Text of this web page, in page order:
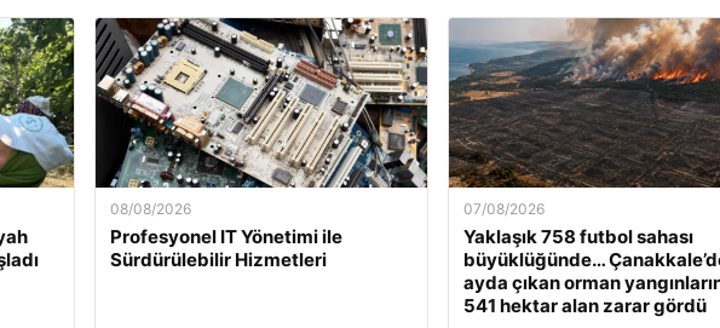
08/08/2026
Profesyonel IT Yönetimi ile
Sürdürülebilir Hizmetleri
07/08/2026
Yaklaşık 758 futbol sahası
büyüklüğünde…
ayda çıkan orman
541 hektar alan zarar gördü